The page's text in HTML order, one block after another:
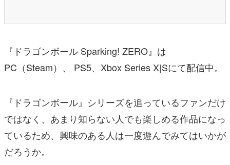
『ドラゴンボール Sparking! ZERO』は
PC（Steam）、 PS5、Xbox Series X|Sにて配信中。
『ドラゴンボール』シリーズを追っているファンだけ
ではなく、あまり知らない人でも楽しめる作品になっ
ているため、興味のある人は一度遊んでみてはいかが
だろうか。